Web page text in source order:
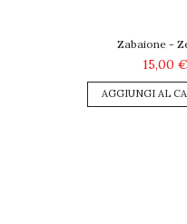
Zabaione -
15,00 €
AGGIUNGI AL